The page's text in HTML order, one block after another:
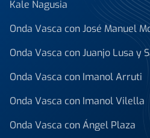
Kale Nagusia
Onda Vasca con José Manuel
Onda Vasca con Juanjo Lusa y
Onda Vasca con Imanol Arruti
Onda Vasca con Imanol Vilella
Onda Vasca con Ángel Plaza